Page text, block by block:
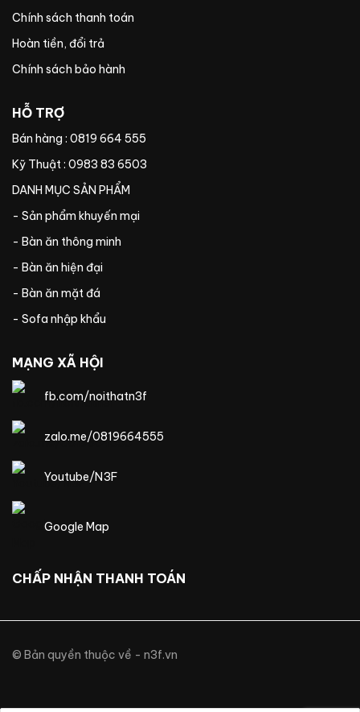
Chính sách thanh toán
Hoàn tiền, đổi trả
Chính sách bảo hành
HỖ TRỢ
Bán hàng : 0819 664 555
Kỹ Thuật : 0983 83 6503
DANH MỤC SẢN PHẨM
- Sản phẩm khuyến mại
- Bàn ăn thông minh
- Bàn ăn hiện đại
- Bàn ăn mặt đá
- Sofa nhập khẩu
MẠNG XÃ HỘI
fb.com/noithatn3f
zalo.me/0819664555
Youtube/N3F
Google Map
CHẤP NHẬN THANH TOÁN
© Bản quyền thuộc về - n3f.vn